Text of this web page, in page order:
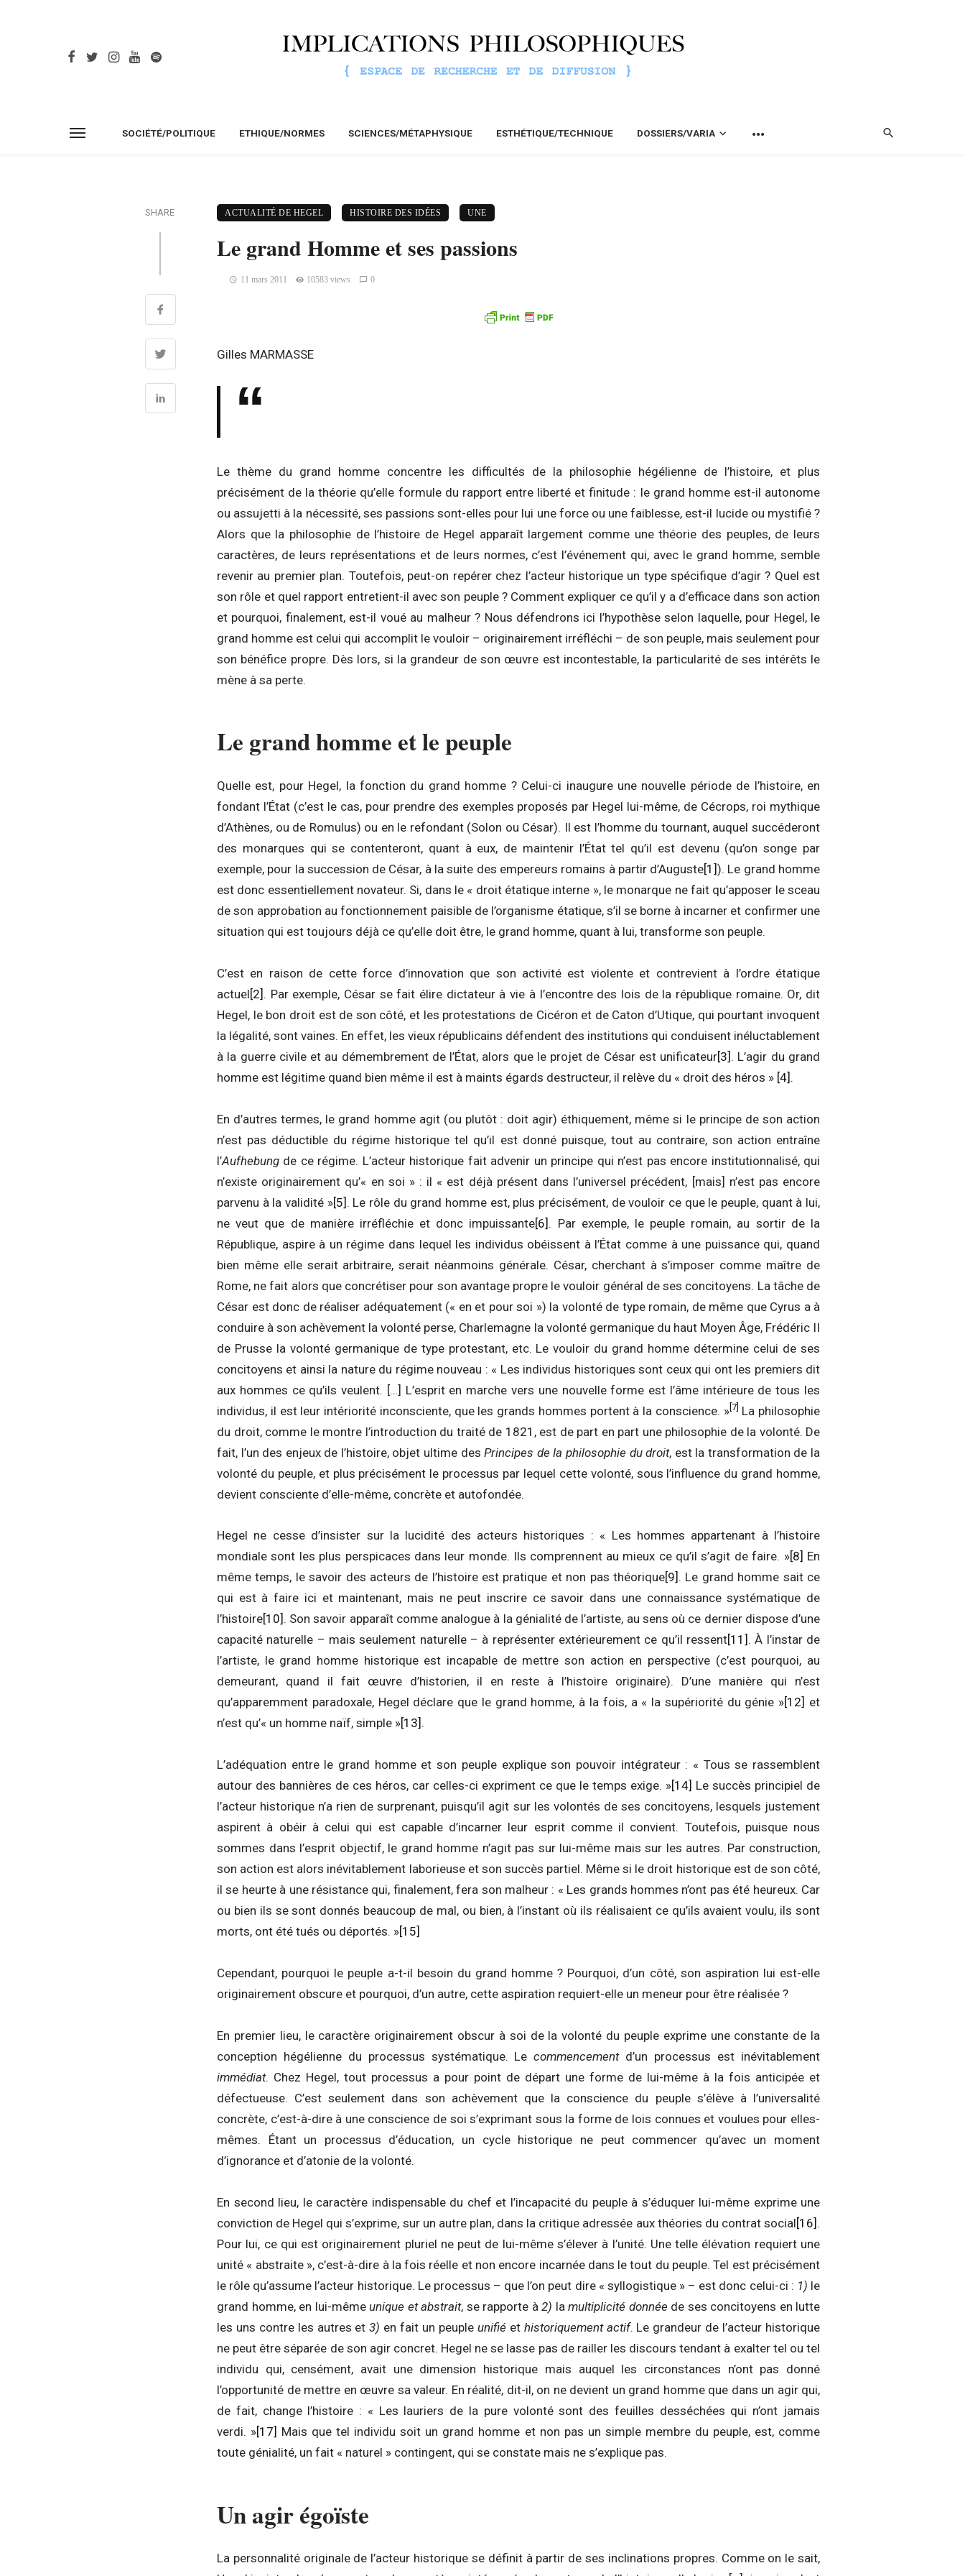
SOCIÉTÉ/POLITIQUE ETHIQUE/NORMES SCIENCES/MÉTAPHYSIQUE ESTHÉTIQUE/TECHNIQUE DOSSIERS/VARIA
SHARE ACTUALITÉ DE HEGEL HISTOIRE DES IDÉES UNE
Le grand Homme et ses passions
11 mars 2011 10583 views 0
Gilles MARMASSE
Le thème du grand homme concentre les difficultés de la philosophie hégélienne de l’histoire, et plus
précisément de la théorie qu’elle formule du rapport entre liberté et finitude : le grand homme est-il autonome
ou assujetti à la nécessité, ses passions sont-elles pour lui une force ou une faiblesse, est-il lucide ou mystifié ?
Alors que la philosophie de l’histoire de Hegel apparaît largement comme une théorie des peuples, de leurs
caractères, de leurs représentations et de leurs normes, c’est l’événement qui, avec le grand homme, semble
revenir au premier plan. Toutefois, peut-on repérer chez l’acteur historique un type spécifique d’agir ? Quel est
son rôle et quel rapport entretient-il avec son peuple ? Comment expliquer ce qu’il y a d’efficace dans son action
et pourquoi, finalement, est-il voué au malheur ? Nous défendrons ici l’hypothèse selon laquelle, pour Hegel, le
grand homme est celui qui accomplit le vouloir – originairement irréfléchi – de son peuple, mais seulement pour
son bénéfice propre. Dès lors, si la grandeur de son œuvre est incontestable, la particularité de ses intérêts le
mène à sa perte.
Le grand homme et le peuple
Quelle est, pour Hegel, la fonction du grand homme ? Celui-ci inaugure une nouvelle période de l’histoire, en
fondant l’État (c’est le cas, pour prendre des exemples proposés par Hegel lui-même, de Cécrops, roi mythique
d’Athènes, ou de Romulus) ou en le refondant (Solon ou César). Il est l’homme du tournant, auquel succéderont
des monarques qui se contenteront, quant à eux, de maintenir l’État tel qu’il est devenu (qu’on songe par
exemple, pour la succession de César, à la suite des empereurs romains à partir d’Auguste[1]). Le grand homme
est donc essentiellement novateur. Si, dans le « droit étatique interne », le monarque ne fait qu’apposer le sceau
de son approbation au fonctionnement paisible de l’organisme étatique, s’il se borne à incarner et confirmer une
situation qui est toujours déjà ce qu’elle doit être, le grand homme, quant à lui, transforme son peuple.
C’est en raison de cette force d’innovation que son activité est violente et contrevient à l’ordre étatique
actuel[2] . Par exemple, César se fait élire dictateur à vie à l’encontre des lois de la république romaine. Or, dit
Hegel, le bon droit est de son côté, et les protestations de Cicéron et de Caton d’Utique, qui pourtant invoquent
la légalité, sont vaines. En effet, les vieux républicains défendent des institutions qui conduisent inéluctablement
à la guerre civile et au démembrement de l’État, alors que le projet de César est unificateur[3] . L’agir du grand
homme est légitime quand bien même il est à maints égards destructeur, il relève du « droit des héros » [4] .
En d’autres termes, le grand homme agit (ou plutôt : doit agir) éthiquement, même si le principe de son action
n’est pas déductible du régime historique tel qu’il est donné puisque, tout au contraire, son action entraîne
l’Aufhebung de ce régime. L’acteur historique fait advenir un principe qui n’est pas encore institutionnalisé, qui
n’existe originairement qu’« en soi » : il « est déjà présent dans l’universel précédent, [mais] n’est pas encore
parvenu à la validité »[5] . Le rôle du grand homme est, plus précisément, de vouloir ce que le peuple, quant à lui,
ne veut que de manière irréfléchie et donc impuissante[6] . Par exemple, le peuple romain, au sortir de la
République, aspire à un régime dans lequel les individus obéissent à l’État comme à une puissance qui, quand
bien même elle serait arbitraire, serait néanmoins générale. César, cherchant à s’imposer comme maître de
Rome, ne fait alors que concrétiser pour son avantage propre le vouloir général de ses concitoyens. La tâche de
César est donc de réaliser adéquatement (« en et pour soi ») la volonté de type romain, de même que Cyrus a à
conduire à son achèvement la volonté perse, Charlemagne la volonté germanique du haut Moyen Âge, Frédéric II
de Prusse la volonté germanique de type protestant, etc. Le vouloir du grand homme détermine celui de ses
concitoyens et ainsi la nature du régime nouveau : « Les individus historiques sont ceux qui ont les premiers dit
aux hommes ce qu’ils veulent. […] L’esprit en marche vers une nouvelle forme est l’âme intérieure de tous les
individus, il est leur intériorité inconsciente, que les grands hommes portent à la conscience. » [7] La philosophie
du droit, comme le montre l’introduction du traité de 1821, est de part en part une philosophie de la volonté. De
fait, l’un des enjeux de l’histoire, objet ultime desPrincipes de la philosophie du droit, est la transformation de la
volonté du peuple, et plus précisément le processus par lequel cette volonté, sous l’influence du grand homme,
devient consciente d’elle-même, concrète et autofondée.
Hegel ne cesse d’insister sur la lucidité des acteurs historiques : « Les hommes appartenant à l’histoire
mondiale sont les plus perspicaces dans leur monde. Ils comprennent au mieux ce qu’il s’agit de faire. »[8] En
même temps, le savoir des acteurs de l’histoire est pratique et non pas théorique[9] . Le grand homme sait ce
qui est à faire ici et maintenant, mais ne peut inscrire ce savoir dans une connaissance systématique de
l’histoire[10] . Son savoir apparaît comme analogue à la génialité de l’artiste, au sens où ce dernier dispose d’une
capacité naturelle – mais seulement naturelle – à représenter extérieurement ce qu’il ressent[11] . À l’instar de
l’artiste, le grand homme historique est incapable de mettre son action en perspective (c’est pourquoi, au
demeurant, quand il fait œuvre d’historien, il en reste à l’histoire originaire). D’une manière qui n’est
qu’apparemment paradoxale, Hegel déclare que le grand homme, à la fois, a « la supériorité du génie »[12] et
n’est qu’« un homme naïf, simple »[13] .
L’adéquation entre le grand homme et son peuple explique son pouvoir intégrateur : « Tous se rassemblent
autour des bannières de ces héros, car celles-ci expriment ce que le temps exige. »[14] Le succès principiel de
l’acteur historique n’a rien de surprenant, puisqu’il agit sur les volontés de ses concitoyens, lesquels justement
aspirent à obéir à celui qui est capable d’incarner leur esprit comme il convient. Toutefois, puisque nous
sommes dans l’esprit objectif, le grand homme n’agit pas sur lui-même mais sur les autres. Par construction,
son action est alors inévitablement laborieuse et son succès partiel. Même si le droit historique est de son côté,
il se heurte à une résistance qui, finalement, fera son malheur : « Les grands hommes n’ont pas été heureux. Car
ou bien ils se sont donnés beaucoup de mal, ou bien, à l’instant où ils réalisaient ce qu’ils avaient voulu, ils sont
morts, ont été tués ou déportés. »[15]
Cependant, pourquoi le peuple a-t-il besoin du grand homme ? Pourquoi, d’un côté, son aspiration lui est-elle
originairement obscure et pourquoi, d’un autre, cette aspiration requiert-elle un meneur pour être réalisée ?
En premier lieu, le caractère originairement obscur à soi de la volonté du peuple exprime une constante de la
conception hégélienne du processus systématique. Lecommencementd’un processus est inévitablement
immédiat. Chez Hegel, tout processus a pour point de départ une forme de lui-même à la fois anticipée et
défectueuse. C’est seulement dans son achèvement que la conscience du peuple s’élève à l’universalité
concrète, c’est-à-dire à une conscience de soi s’exprimant sous la forme de lois connues et voulues pour elles-
mêmes. Étant un processus d’éducation, un cycle historique ne peut commencer qu’avec un moment
d’ignorance et d’atonie de la volonté.
En second lieu, le caractère indispensable du chef et l’incapacité du peuple à s’éduquer lui-même exprime une
conviction de Hegel qui s’exprime, sur un autre plan, dans la critique adressée aux théories du contrat social[16] .
Pour lui, ce qui est originairement pluriel ne peut de lui-même s’élever à l’unité. Une telle élévation requiert une
unité « abstraite », c’est-à-dire à la fois réelle et non encore incarnée dans le tout du peuple. Tel est précisément
le rôle qu’assume l’acteur historique. Le processus – que l’on peut dire « syllogistique » – est donc celui-ci : 1) le
grand homme, en lui-même unique et abstrait, se rapporte à 2) la multiplicité donnée de ses concitoyens en lutte
les uns contre les autres et3) en fait un peuple unifié et historiquement actif. Le grandeur de l’acteur historique
ne peut être séparée de son agir concret. Hegel ne se lasse pas de railler les discours tendant à exalter tel ou tel
individu qui, censément, avait une dimension historique mais auquel les circonstances n’ont pas donné
l’opportunité de mettre en œuvre sa valeur. En réalité, dit-il, on ne devient un grand homme que dans un agir qui,
de fait, change l’histoire : « Les lauriers de la pure volonté sont des feuilles desséchées qui n’ont jamais
verdi. »[17] Mais que tel individu soit un grand homme et non pas un simple membre du peuple, est, comme
toute génialité, un fait « naturel » contingent, qui se constate mais ne s’explique pas.
Un agir égoïste
La personnalité originale de l’acteur historique se définit à partir de ses inclinations propres. Comme on le sait,